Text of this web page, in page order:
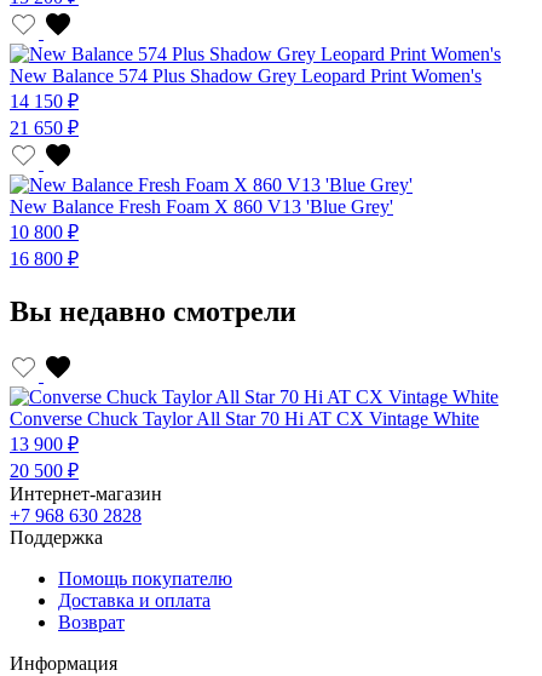
New Balance 574 Plus Shadow Grey Leopard Print Women's
14 150 ₽
21 650 ₽
New Balance Fresh Foam X 860 V13 'Blue Grey'
10 800 ₽
16 800 ₽
Вы недавно смотрели
Converse Chuck Taylor All Star 70 Hi AT CX Vintage White
13 900 ₽
20 500 ₽
Интернет-магазин
+7 968 630 2828
Поддержка
Помощь покупателю
Доставка и оплата
Возврат
Информация